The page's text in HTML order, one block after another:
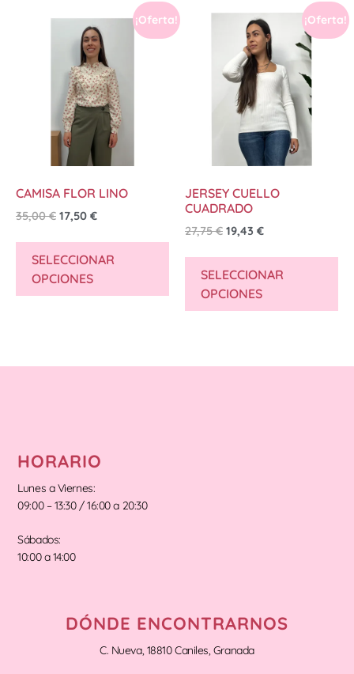
¡Oferta!
CAMISA FLOR LINO
35,00€ 17,50 €
SELECCIONAR
OPCIONES
¡Oferta!
JERSEY CUELLO
CUADRADO
27,75€ 19,43 €
SELECCIONAR
OPCIONES
HORARIO
Lunes a Viernes:
09:00 – 13:30 / 16:00 a 20:30
Sábados:
10:00 a 14:00
DÓNDE ENCONTRARNOS
C. Nueva, 18810 Caniles, Granada